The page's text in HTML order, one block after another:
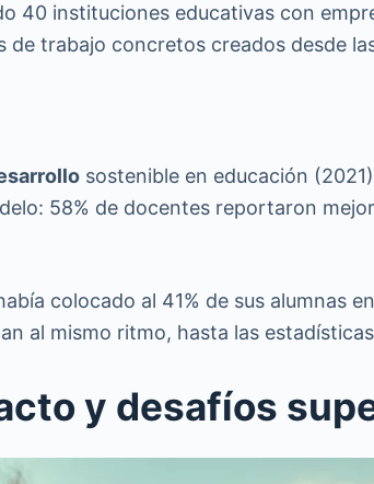
40 instituciones educativas con
de trabajo concretos creados desde
sostenible en educación
58% de docentes reportaron
colocado al 41% de sus alumnas
al mismo ritmo, hasta las
y desafíos